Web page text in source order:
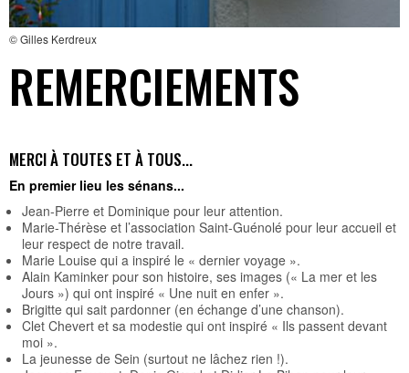
© Gilles Kerdreux
REMERCIEMENTS
MERCI À TOUTES ET À TOUS...
En premier lieu les sénans...
Jean-Pierre et Dominique pour leur attention.
Marie-Thérèse et l’association Saint-Guénolé pour leur accueil et
leur respect de notre travail.
Marie Louise qui a inspiré le « dernier voyage ».
Alain Kaminker pour son histoire, ses images (« La mer et les
Jours ») qui ont inspiré « Une nuit en enfer ».
Brigitte qui sait pardonner (en échange d’une chanson).
Clet Chevert et sa modestie qui ont inspiré « Ils passent devant
moi ».
La jeunesse de Sein (surtout ne lâchez rien !).